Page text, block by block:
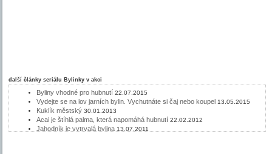
další články seriálu Bylinky v akci
Byliny vhodné pro hubnutí 22.07.2015
Vydejte se na lov jarních bylin. Vychutnáte si čaj nebo koupel 13.05.2015
Kuklík městský 30.01.2013
Acai je štíhlá palma, která napomáhá hubnutí 22.02.2012
Jahodník je vytrvalá bylina 13.07.2011